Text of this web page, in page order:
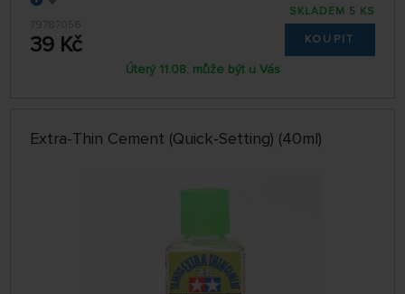
79787056
39 Kč
SKLADEM 5 KS
KOUPIT
Úterý 11.08. může být u Vás
Extra-Thin Cement (Quick-Setting) (40ml)